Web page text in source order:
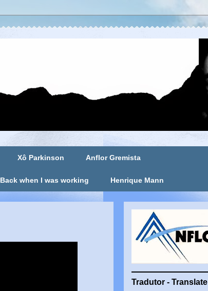
Xô Parkinson Anflor Gremista
Back when I was working Henrique Mann
Tradutor - Translate